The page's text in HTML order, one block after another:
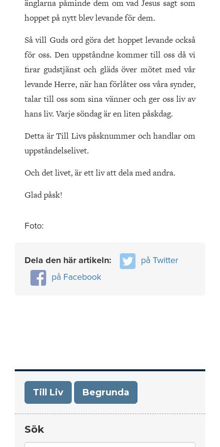
änglarna påminde dem om vad Jesus sagt som
hoppet på nytt blev levande för dem.
Så vill Guds ord göra det hoppet levande också
för oss. Den uppståndne kommer till oss då vi
firar gudstjänst och gläds över mötet med vår
levande Herre, när han förlåter oss våra synder,
talar till oss som sina vänner och ger oss liv av
hans liv. Varje söndag är en liten påskdag.
Detta är Till Livs påsknummer och handlar om
uppståndelselivet.
Och det livet, är ett liv att dela med andra.
Glad påsk!
Foto:
Dela den här artikeln:
på Twitter
på Facebook
Till Liv Begrunda
Sök